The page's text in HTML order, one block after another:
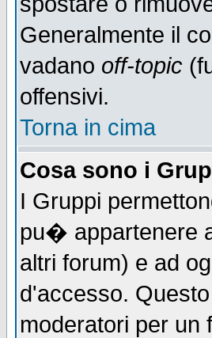
Generalmente il
vadano off-topic
offensivi.
Torna in cima
Cosa sono i
I Gruppi
pu� appartenere
altri forum) e ad
d'accesso.
moderatori per un